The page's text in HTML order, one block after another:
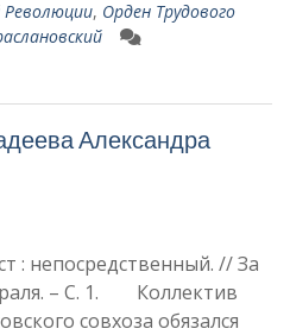
Революции, Орден Трудового
Александ­ра
: непосредственный. // За
– С. 1. Коллектив
совхоза обя­зался